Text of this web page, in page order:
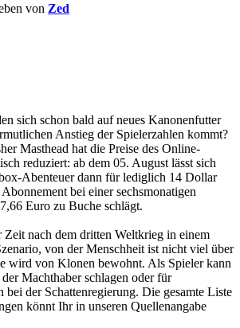
von Zed
sich schon bald auf neues Kanonenfutter
Anstieg der Spielerzahlen kommt?
Masthead hat die Preise des Online-
reduziert: ab dem 05. August lässt sich
Abenteuer dann für lediglich 14 Dollar
bei einer sechsmonatigen
Euro zu Buche schlägt.
Zeit nach dem dritten Weltkrieg in einem
von der Menschheit ist nicht viel über
wird von Klonen bewohnt. Als Spieler kann
Machthaber schlagen oder für
bei der Schattenregierung. Die gesamte Liste
könnt Ihr in unseren Quellenangabe